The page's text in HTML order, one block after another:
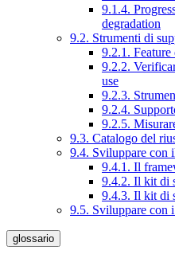
9.1.4.
degradation
9.2. Strumenti di
9.2.1. Feature
9.2.2.
use
9.2.3.
9.2.4.
9.2.5.
9.3. Catalogo del
9.4. Sviluppare con
9.4.1. Il
9.4.2. Il kit di
9.4.3. Il kit di
9.5. Sviluppare con
glossario